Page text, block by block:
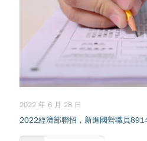
2022 年 6 月 28 日
2022經濟部聯招，新進國營職員891